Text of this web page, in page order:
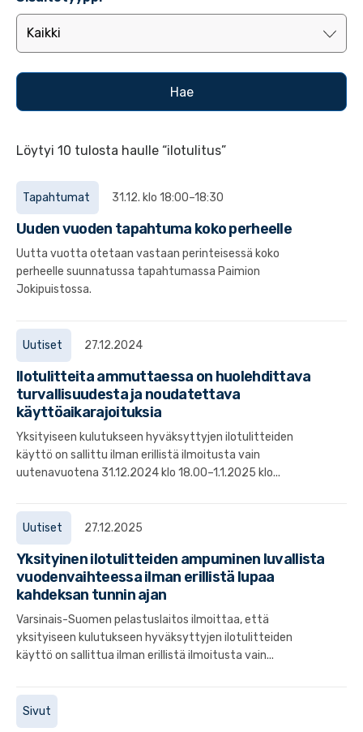
Löytyi 10 tulosta haulle “ilotulitus”
Tapahtumat 31.12. klo 18:00–18:30
Uuden vuoden tapahtuma koko perheelle
Uutta vuotta otetaan vastaan perinteisessä koko
perheelle suunnatussa tapahtumassa Paimion
Jokipuistossa.
Uutiset 27.12.2024
Ilotulitteita ammuttaessa on huolehdittava
turvallisuudesta ja noudatettava
käyttöaikarajoituksia
Yksityiseen kulutukseen hyväksyttyjen ilotulitteiden
käyttö on sallittu ilman erillistä ilmoitusta vain
uutenavuotena 31.12.2024 klo 18.00–1.1.2025 klo...
Uutiset 27.12.2025
Yksityinen ilotulitteiden ampuminen luvallista
vuodenvaihteessa ilman erillistä lupaa
kahdeksan tunnin ajan
Varsinais-Suomen pelastuslaitos ilmoittaa, että
yksityiseen kulutukseen hyväksyttyjen ilotulitteiden
käyttö on sallittua ilman erillistä ilmoitusta vain...
Sivut